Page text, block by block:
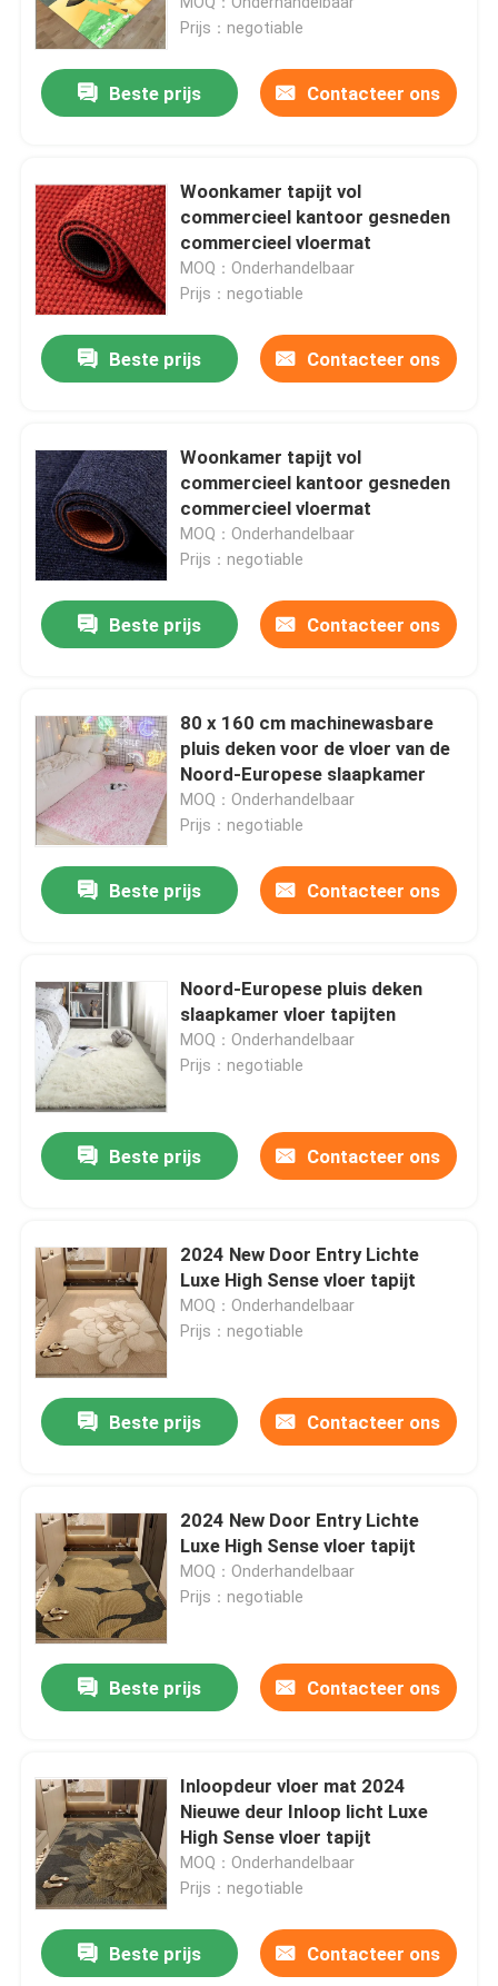
Huis
PRODUCTEN
ONGEVEER DE V.S.
Fabrieksreis
Kwaliteitscontrole
De Deken van het vloertapijt
De Tapijten van de slaapkamervloer
De Tapijten van de woonkamervloer
Prijs：negotiable
Beste prijs Contacteer ons
Woonkamer tapijt vol
commercieel kantoor gesneden
commercieel vloermat
MOQ：Onderhandelbaar
Prijs：negotiable
Beste prijs Contacteer ons
Woonkamer tapijt vol
commercieel kantoor gesneden
commercieel vloermat
MOQ：Onderhandelbaar
Prijs：negotiable
Beste prijs Contacteer ons
80 x 160 cm machinewasbare
pluis deken voor de vloer van de
Noord-Europese slaapkamer
MOQ：Onderhandelbaar
Prijs：negotiable
Beste prijs Contacteer ons
Noord-Europese pluis deken
slaapkamer vloer tapijten
MOQ：Onderhandelbaar
Prijs：negotiable
Beste prijs Contacteer ons
2024 New Door Entry Lichte
Luxe High Sense vloer tapijt
MOQ：Onderhandelbaar
Prijs：negotiable
Beste prijs Contacteer ons
2024 New Door Entry Lichte
Luxe High Sense vloer tapijt
MOQ：Onderhandelbaar
Prijs：negotiable
Beste prijs Contacteer ons
Inloopdeur vloer mat 2024
Nieuwe deur Inloop licht Luxe
High Sense vloer tapijt
MOQ：Onderhandelbaar
Prijs：negotiable
Beste prijs Contacteer ons